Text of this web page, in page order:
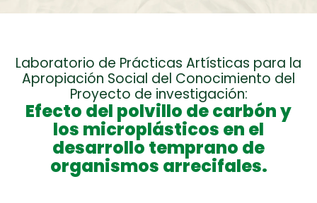
Laboratorio de Prácticas Artísticas para la
Apropiación Social del Conocimiento del
Proyecto de investigación:
Efecto del polvillo de carbón y
los microplásticos en el
desarrollo temprano de
organismos arrecifales.